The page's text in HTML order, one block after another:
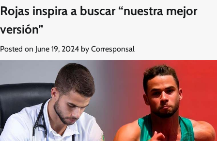
Rojas inspira a buscar “nuestra mejor
versión”
Posted on June 19, 2024 by Corresponsal